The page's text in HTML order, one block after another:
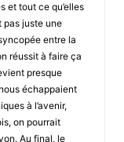
et tout ce qu’elles
pas juste une
entre la
réussit à faire ça
presque
échappaient
à l’avenir,
on pourrait
Au final, le